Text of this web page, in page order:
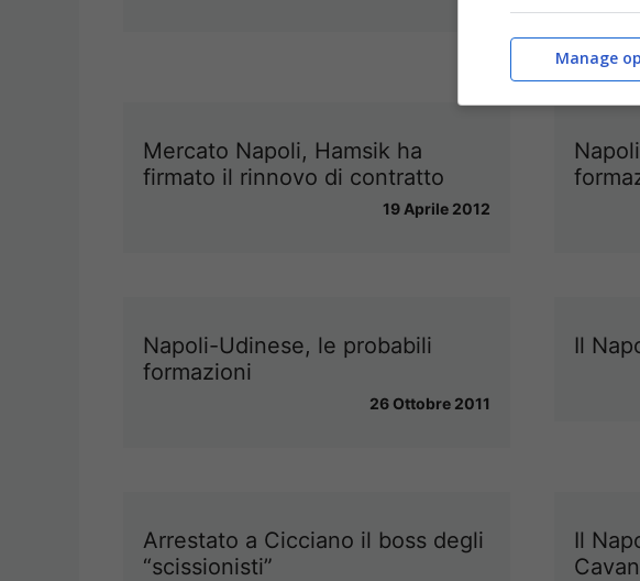
Mercato Napoli, Hamsik ha
firmato il rinnovo di contratto
19 Aprile 2012
Napoli-Udinese, le probabili
formazioni
26 Ottobre 2011
Il
Arrestato a Cicciano il boss degli
“scissionisti”
Il
Manage